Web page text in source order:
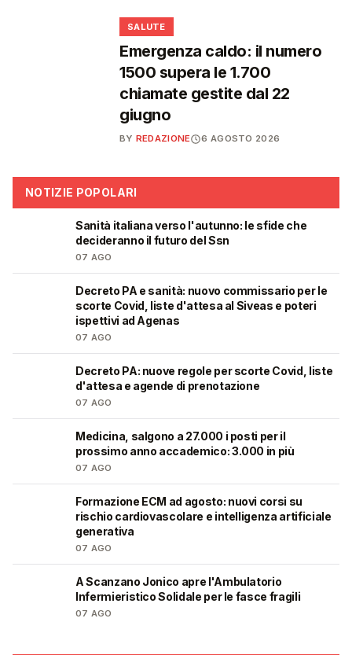
SALUTE
Emergenza caldo: il numero
1500 supera le 1.700
chiamate gestite dal 22
giugno
BY REDAZIONE 6 AGOSTO 2026
NOTIZIE POPOLARI
Sanità italiana verso l'autunno: le sfide che
decideranno il futuro del Ssn
07 AGO
Decreto PA e sanità: nuovo commissario per le
scorte Covid, liste d'attesa al Siveas e poteri
ispettivi ad Agenas
07 AGO
Decreto PA: nuove regole per scorte Covid, liste
d'attesa e agende di prenotazione
07 AGO
Medicina, salgono a 27.000 i posti per il
prossimo anno accademico: 3.000 in più
07 AGO
Formazione ECM ad agosto: nuovi corsi su
rischio cardiovascolare e intelligenza artificiale
generativa
07 AGO
A Scanzano Jonico apre l'Ambulatorio
Infermieristico Solidale per le fasce fragili
07 AGO